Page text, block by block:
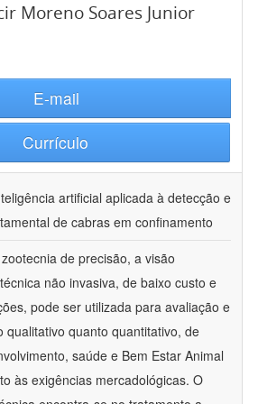
Moreno Soares Junior
E-mail
Currículo
artificial aplicada à detecção e
de cabras em confinamento
de precisão, a visão
não invasiva, de baixo custo e
pode ser utilizada para avaliação e
qualitativo quanto quantitativo, de
saúde e Bem Estar Animal
às exigências mercadológicas. O